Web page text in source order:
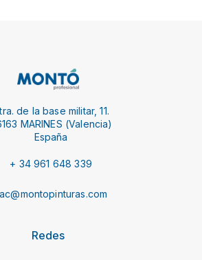
de la base militar, 11.
MARINES (Valencia)
España
+ 34 961 648 339
Redes